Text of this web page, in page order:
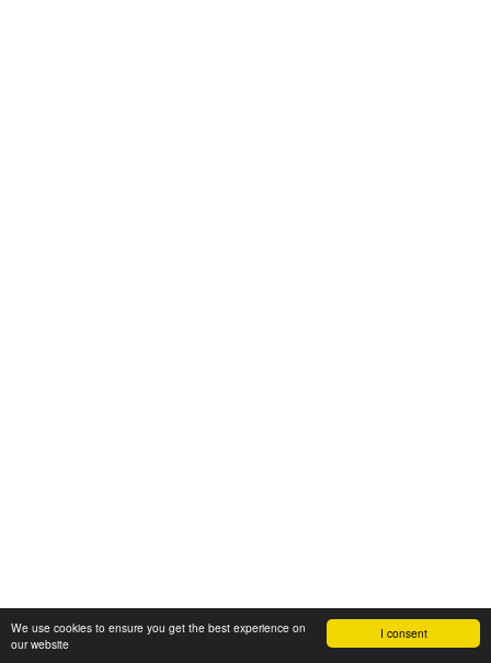
I consent
We use cookies to ensure you get the best experience on
our website